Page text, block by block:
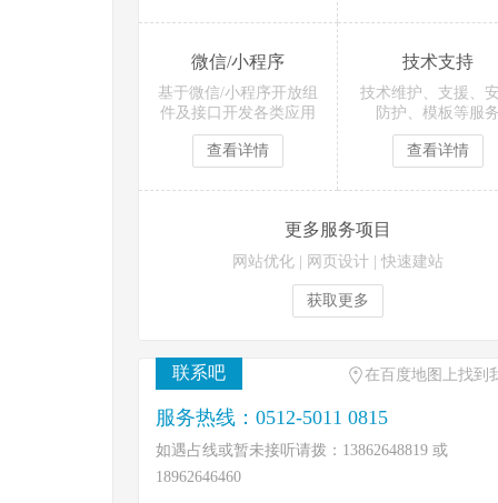
微信/小程序
基于微信/小程序开放组
件及接口开发各类应用
查看详情
技术支持
技术维护、支援、
防护、模板等服
查看详情
更多服务项目
网站优化 网页设计 快速建站
获取更多
联系吧 在百度地图上找到
服务热线：0512-5011 0815
如遇占线或暂未接听请拨：13862648819 或
18962646460